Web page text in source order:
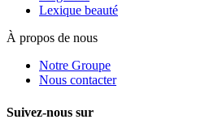
Lexique beauté
À propos de nous
Notre Groupe
Nous contacter
Suivez-nous sur